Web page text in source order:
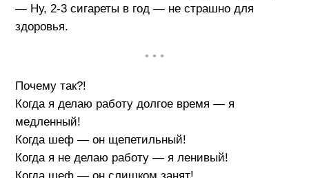
— Ну, 2-3 сигареты в год — не страшно для
здоровья.
• • •
Почему так?!
Когда я делаю работу долгое время — я
медленный!
Когда шеф — он щепетильный!
Когда я не делаю работу — я ленивый!